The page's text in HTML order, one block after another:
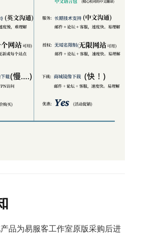
品为易服客工作室原版采购后进